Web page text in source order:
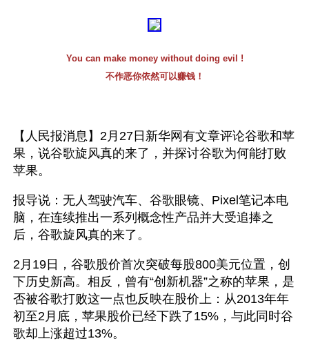
You can make money without doing evil !
不作恶你依然可以赚钱！
【人民报消息】2月27日新华网有文章评论谷歌和苹
果，说谷歌旋风真的来了，并探讨谷歌为何能打败
苹果。
报导说：无人驾驶汽车、谷歌眼镜、Pixel笔记本电
脑，在连续推出一系列概念性产品并大受追捧之
后，谷歌旋风真的来了。
2月19日，谷歌股价首次突破每股800美元位置，创
下历史新高。相反，曾有“创新机器”之称的苹果，是
否被谷歌打败这一点也反映在股价上：从2013年年
初至2月底，苹果股价已经下跌了15%，与此同时谷
歌却上涨超过13%。